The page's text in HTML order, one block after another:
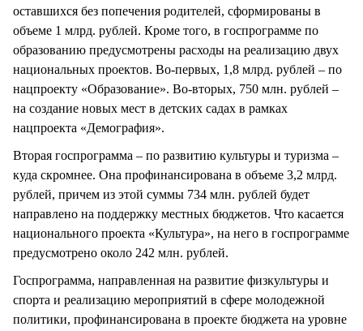
оставшихся без попечения родителей, сформированы в
объеме 1 млрд. рублей. Кроме того, в госпрограмме по
образованию предусмотрены расходы на реализацию двух
национальных проектов. Во-первых, 1,8 млрд. рублей – по
нацпроекту «Образование». Во-вторых, 750 млн. рублей –
на создание новых мест в детских садах в рамках
нацпроекта «Демография».
Вторая госпрограмма – по развитию культуры и туризма –
куда скромнее. Она профинансирована в объеме 3,2 млрд.
рублей, причем из этой суммы 734 млн. рублей будет
направлено на поддержку местных бюджетов. Что касается
национального проекта «Культура», на него в госпрограмме
предусмотрено около 242 млн. рублей.
Госпрограмма, направленная на развитие физкультуры и
спорта и реализацию мероприятий в сфере молодежной
политики, профинансирована в проекте бюджета на уровне